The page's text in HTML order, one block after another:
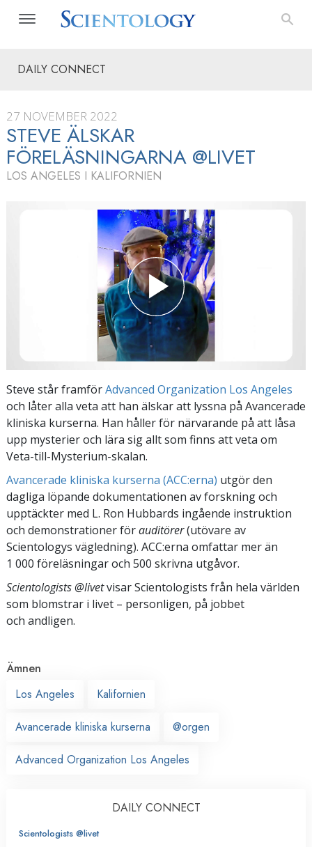
DAILY CONNECT
27 NOVEMBER 2022
STEVE ÄLSKAR
FÖRELÄSNINGARNA @LIVET
LOS ANGELES I KALIFORNIEN
Steve står framförAdvanced Organization Los Angeles
och låter alla veta att han älskar att lyssna på Avancerade
kliniska kurserna. Han håller för närvarande på att låsa
upp mysterier och lära sig allt som finns att veta om
Veta-till-Mysterium-skalan.
Avancerade kliniska kurserna (ACC:erna) utgör den
dagliga löpande dokumentationen av forskning och
upptäckter med L. Ron Hubbards ingående instruktion
och demonstrationer förauditörer(utövare av
Scientologys vägledning). ACC:erna omfattar mer än
1 000 föreläsningar och 500 skrivna utgåvor.
Scientologists @livetvisar Scientologists från hela världen
som blomstrar i livet – personligen, på jobbet
och andligen.
Ämnen
Los Angeles
Kalifornien
Avancerade kliniska kurserna @orgen
Advanced Organization Los Angeles
DAILY CONNECT
Scientologists @livet